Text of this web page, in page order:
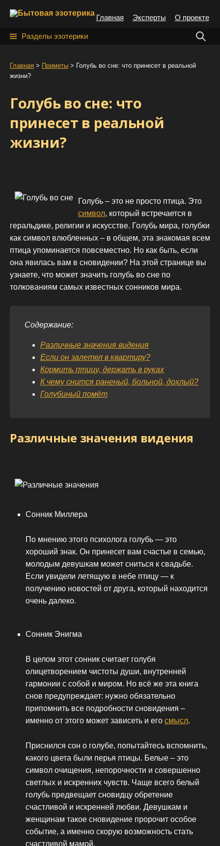
Главная Эксперты О проекте
Разделы эзотерики
Н
й
Главная > Приметы > Голубь во сне: что принесет в реальной
жизни?
Голубь во сне: что
принесет в реальной
жизни?
Голубь – это не просто птица. Это
символ, который встречается в
геральдике, религии и искусстве. Голубь мира, голубки
как символ влюбленных – в общем, эта знакомая всем
птица упоминается повсеместно. Но как быть, если
она явилась вам в сновидении? На этой странице вы
узнаете, что может значить голубь во сне по
толкованиям самых известных сонников мира.
Содержание:
Различные значения видения
Если он залетел в квартиру?
Кормить птицу, держать в руках
К чему снится раненый, больной, дохлый?
Голубиный помёт
Различные значения видения
Сонник Миллера
По мнению этого психолога голубь — это
хороший знак. Он принесет вам счастье в семью,
молодым девушкам может сниться к свадьбе.
Если увидели летящую в небе птицу — к
получению новостей от друга, который находится
очень далеко.
Сонник Энигма
В целом этот сонник считает голубя
олицетворением чистоты души, внутренней
гармонии с собой и миром. Но всё же эта книга
снов предупреждает: нужно обязательно
припомнить все подробности сновидения –
именно от этого может зависеть и его смысл.
Приснился сон о голубе, попытайтесь вспомнить,
какого цвета были перья птицы. Белые – это
символ очищения, непорочности и совершенно
светлых и искренних чувств. Чаще всего белый
голубь предвещает сновидцу обретение
счастливой и искренней любви. Девушкам и
женщинам такое сновидение пророчит особое
событие, а именно скорую возможность стать
счастливой мамой.